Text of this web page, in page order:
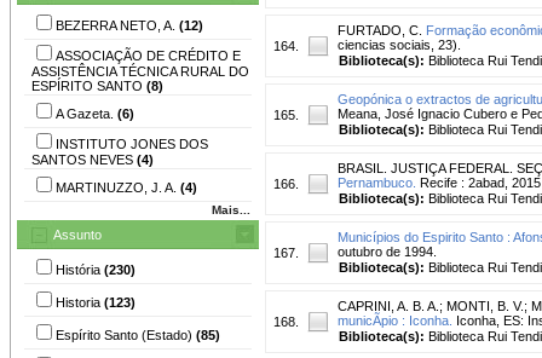
BEZERRA NETO, A. (12)
ASSOCIAÇÃO DE CRÉDITO E
ASSISTÊNCIA TÉCNICA RURAL DO
ESPÍRITO SANTO (8)
A Gazeta. (6)
INSTITUTO JONES DOS
SANTOS NEVES (4)
MARTINUZZO, J. A. (4)
Mais...
Assunto
História (230)
Historia (123)
Espírito Santo (Estado) (85)
164.
FURTADO, C. Formação
ciencias sociais, 23).
Biblioteca(s): Biblioteca Rui
165.
Geopónica o extractos de
Meana, José Ignacio Cubero e
Biblioteca(s): Biblioteca Rui
166.
BRASIL. JUSTIÇA FEDERAL.
Pernambuco. Recife : 2abad,
Biblioteca(s): Biblioteca Rui
167.
Municípios do Espirito Santo :
outubro de 1994.
Biblioteca(s): Biblioteca Rui
168.
CAPRINI, A. B. A. ; MONTI, B. V.;
municÃ­pio : Iconha. Iconha, ES:
Biblioteca(s): Biblioteca Rui